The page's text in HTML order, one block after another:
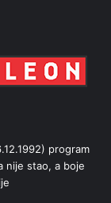
program
nije stao, a boje